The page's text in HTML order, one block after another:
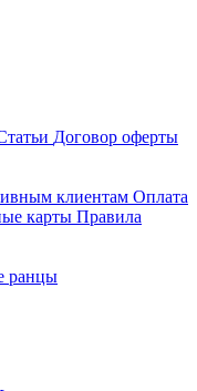
Договор оферты
клиентам Оплата
карты Правила